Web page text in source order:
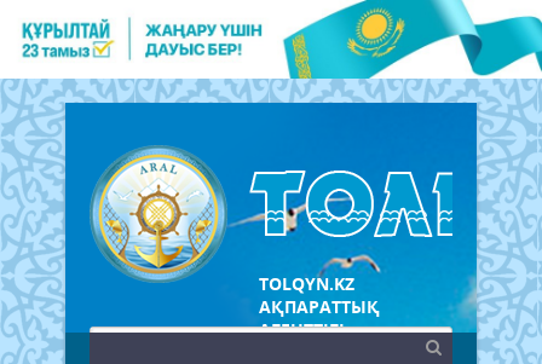
TOLQYN.KZ
АҚПАРАТТЫҚ
АГЕНТТІГІ